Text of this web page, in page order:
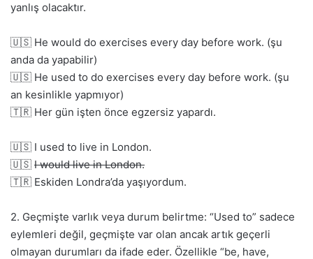
yanlış olacaktır.
🇺🇸 He would do exercises every day before work. (şu
anda da yapabilir)
🇺🇸 He used to do exercises every day before work. (şu
an kesinlikle yapmıyor)
🇹🇷 Her gün işten önce egzersiz yapardı.
🇺🇸 I used to live in London.
🇺🇸 I would live in London.
🇹🇷 Eskiden Londra’da yaşıyordum.
2. Geçmişte varlık veya durum belirtme: “Used to” sadece
eylemleri değil, geçmişte var olan ancak artık geçerli
olmayan durumları da ifade eder. Özellikle “be, have,